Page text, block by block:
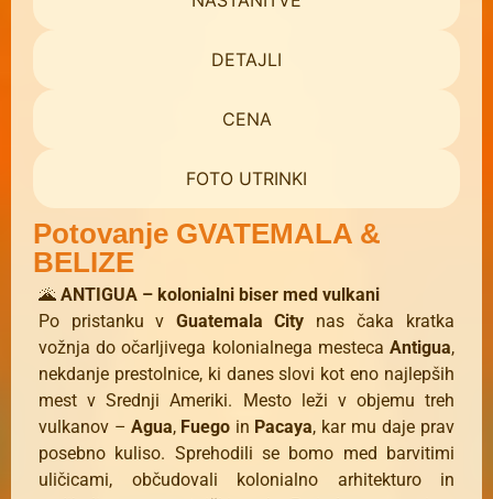
DETAJLI
CENA
FOTO UTRINKI
Potovanje GVATEMALA &
BELIZE
🌋 ANTIGUA – kolonialni biser med vulkani
Po pristanku v Guatemala City nas čaka kratka
vožnja do očarljivega kolonialnega mesteca Antigua,
nekdanje prestolnice, ki danes slovi kot eno najlepših
mest v Srednji Ameriki. Mesto leži v objemu treh
vulkanov – Agua, Fuego in Pacaya, kar mu daje prav
posebno kuliso. Sprehodili se bomo med barvitimi
uličicami, občudovali kolonialno arhitekturo in